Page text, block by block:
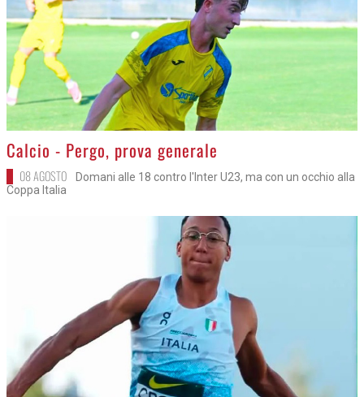
>
Calcio - Pergo, prova generale
08 AGOSTO
Domani alle 18 contro l'Inter U23, ma con un occhio alla
Coppa Italia